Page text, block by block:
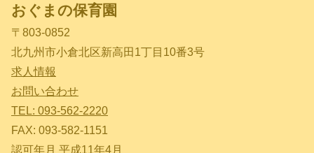
おぐまの保育園
〒803-0852
北九州市小倉北区新高田1丁目10番3号
求人情報
お問い合わせ
TEL: 093-562-2220
FAX: 093-582-1151
認可年月 平成11年4月